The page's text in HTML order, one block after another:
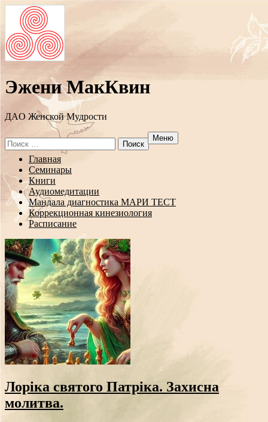
Эжени МакКвин
ДAO Женской Мудрости
Search
for:
Меню
Перейти
содержанию
Главная
Семинары
Книги
Аудиомедитации
Мандала диагностика МАРИ ТЕСТ
Коррекционная кинезиология
Расписание
Лоріка святого Патріка. Захисна
молитва.